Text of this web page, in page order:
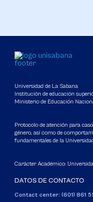
Universidad de La Sabana
Institución de educación
Ministerio de Educación
Protocolo de atención para
género, así como de
fundamentales de la
Carácter Académico:
DATOS DE CONTACTO
Contact center: (601) 861